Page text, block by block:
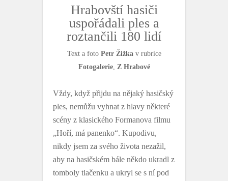
Hrabovští hasiči
uspořádali ples a
roztančili 180 lidí
Text a foto Petr Žižkav rubrice
Fotogalerie, Z Hrabové
Vždy, když přijdu na nějaký hasičský
ples, nemůžu vyhnat z hlavy některé
scény z klasického Formanova filmu
„Hoří, má panenko“. Kupodivu,
nikdy jsem za svého života nezažil,
aby na hasičském bále někdo ukradl z
tomboly tlačenku a ukryl se s ní pod